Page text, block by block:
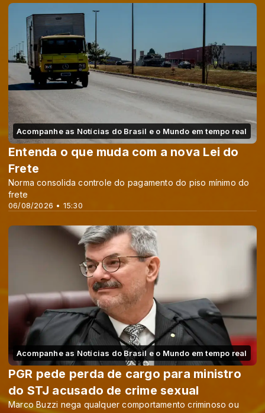
Acompanhe as Notícias do Brasil e o Mundo em tempo real
06/08/2026 • 15:30
Entenda o que muda com a nova Lei do
Frete
Norma consolida controle do pagamento do piso mínimo do
frete
Acompanhe as Notícias do Brasil e o Mundo em tempo real
PGR pede perda de cargo para ministro
do STJ acusado de crime sexual
Marco Buzzi nega qualquer comportamento criminoso ou